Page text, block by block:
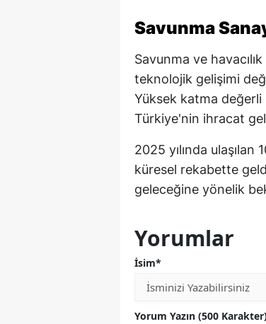
Savunma
Savunma ve
teknolojik gelişimi
Yüksek katma değerli
Türkiye'nin ihracat
2025 yılında
küresel rekabette
geleceğine yönelik
Yorumlar
İsim*
Yorum Yazın (500